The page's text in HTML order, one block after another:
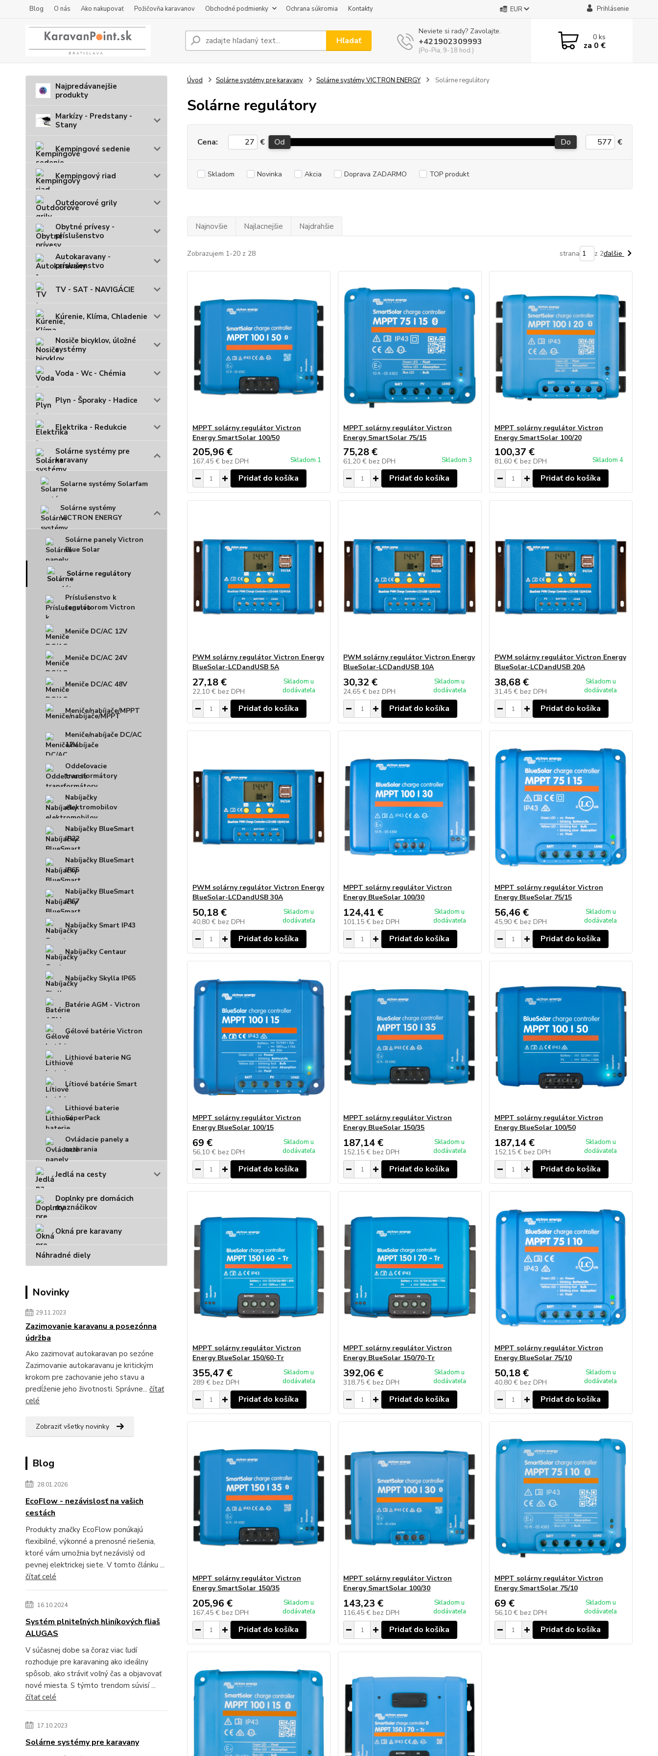
Blog O nás Ako nakupovať Požičovňa karavanov Obchodné podmienky Ochrana súkromia Kontakty EUR Prihlásenie
Hľadať
Neviete si rady? Zavolajte.
+421902309993
(Po-Pia, 9-18 hod.)
0ks
za 0 €
Najpredávanejšie
produkty
Markízy - Predstany -
Stany
Kempingové sedenie
Kempingový riad
Outdoorové grily
Obytné prívesy -
príslušenstvo
Autokaravany -
príslušenstvo
TV - SAT - NAVIGÁCIE
Kúrenie, Klíma, Chladenie
Nosiče bicyklov, úložné
systémy
Voda - Wc - Chémia
Plyn - Šporaky - Hadice
Elektrika - Redukcie
Solárne systémy pre
karavany
Solarne systémy Solarfam
Solárne systémy
VICTRON ENERGY
Solárne panely Victron
Blue Solar
Solárne regulátory
Príslušenstvo k
regulátorom Victron
Meniče DC/AC 12V
Meniče DC/AC 24V
Meniče DC/AC 48V
Meniče/nabíjače/MPPT
Meniče/nabíjače DC/AC
12V
Oddeľovacie
transformátory
Nabíjačky
elektromobilov
Nabíjačky BlueSmart
IP22
Nabíjačky BlueSmart
IP65
Nabíjačky BlueSmart
IP67
Nabíjačky Smart IP43
Nabíjačky Centaur
Nabíjačky Skylla IP65
Batérie AGM - Victron
Gélové batérie Victron
Lithiové baterie NG
Lítiové batérie Smart
Lithiové baterie
SuperPack
Ovládacie panely a
rozhrania
Jedlá na cesty
Doplnky pre domácich
maznáčikov
Okná pre karavany
Náhradné diely
Novinky
29.11.2023
Zazimovanie karavanu a posezónna
údržba
Ako zazimovať autokaravan po sezóne
Zazimovanie autokaravanu je kritickým
krokom pre zachovanie jeho stavu a
predĺženie jeho životnosti. Správne... čítať
celé
Zobraziť všetky novinky
Blog
28.01.2026
EcoFlow - nezávislosť na vašich
cestách
Produkty značky EcoFlow ponúkajú
flexibilné, výkonné a prenosné riešenia,
ktoré vám umožnia byť nezávislý od
pevnej elektrickej siete. V tomto článku ...
čítať celé
16.10.2024
Systém plniteľných hliníkových fliaš
ALUGAS
V súčasnej dobe sa čoraz viac ľudí
rozhoduje pre karavaning ako ideálny
spôsob, ako stráviť voľný čas a objavovať
nové miesta. S týmto trendom súvisí ...
čítať celé
17.10.2023
Solárne systémy pre karavany
Úvod Solárne systémy pre karavany Solárne systémy VICTRON ENERGY Solárne regulátory
Solárne regulátory
Cena: € Od Do €
Skladom Novinka Akcia Doprava ZADARMO TOP produkt
Najnovšie Najlacnejšie Najdrahšie
Zobrazujem 1-20 z 28 strana z 2ďalšie
MPPT solárny regulátor Victron
Energy SmartSolar 100/50
205,96 €
167,45 € bez DPH Skladom 1
Pridať do košíka
MPPT solárny regulátor Victron
Energy SmartSolar 75/15
75,28 €
61,20 € bez DPH Skladom 3
Pridať do košíka
MPPT solárny regulátor Victron
Energy SmartSolar 100/20
100,37 €
81,60 € bez DPH Skladom 4
Pridať do košíka
PWM solárny regulátor Victron Energy
BlueSolar-LCDandUSB 5A
27,18 €
22,10 € bez DPH
Skladom u
dodávateľa
Pridať do košíka
PWM solárny regulátor Victron Energy
BlueSolar-LCDandUSB 10A
30,32 €
24,65 € bez DPH
Skladom u
dodávateľa
Pridať do košíka
PWM solárny regulátor Victron Energy
BlueSolar-LCDandUSB 20A
38,68 €
31,45 € bez DPH
Skladom u
dodávateľa
Pridať do košíka
PWM solárny regulátor Victron Energy
BlueSolar-LCDandUSB 30A
50,18 €
40,80 € bez DPH
Skladom u
dodávateľa
Pridať do košíka
MPPT solárny regulátor Victron
Energy BlueSolar 100/30
124,41 €
101,15 € bez DPH
Skladom u
dodávateľa
Pridať do košíka
MPPT solárny regulátor Victron
Energy BlueSolar 75/15
56,46 €
45,90 € bez DPH
Skladom u
dodávateľa
Pridať do košíka
MPPT solárny regulátor Victron
Energy BlueSolar 100/15
69 €
56,10 € bez DPH
Skladom u
dodávateľa
Pridať do košíka
MPPT solárny regulátor Victron
Energy BlueSolar 150/35
187,14 €
152,15 € bez DPH
Skladom u
dodávateľa
Pridať do košíka
MPPT solárny regulátor Victron
Energy BlueSolar 100/50
187,14 €
152,15 € bez DPH
Skladom u
dodávateľa
Pridať do košíka
MPPT solárny regulátor Victron
Energy BlueSolar 150/60-Tr
355,47 €
289 € bez DPH
Skladom u
dodávateľa
Pridať do košíka
MPPT solárny regulátor Victron
Energy BlueSolar 150/70-Tr
392,06 €
318,75 € bez DPH
Skladom u
dodávateľa
Pridať do košíka
MPPT solárny regulátor Victron
Energy BlueSolar 75/10
50,18 €
40,80 € bez DPH
Skladom u
dodávateľa
Pridať do košíka
MPPT solárny regulátor Victron
Energy SmartSolar 150/35
205,96 €
167,45 € bez DPH
Skladom u
dodávateľa
Pridať do košíka
MPPT solárny regulátor Victron
Energy SmartSolar 100/30
143,23 €
116,45 € bez DPH
Skladom u
dodávateľa
Pridať do košíka
MPPT solárny regulátor Victron
Energy SmartSolar 75/10
69 €
56,10 € bez DPH
Skladom u
dodávateľa
Pridať do košíka